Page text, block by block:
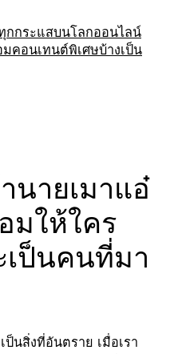
กกระแสบนโลกออนไลน์
คอนเทนต์พิเศษบ้างเป็น
นายเมาแอ๋
มให้ใคร
เป็นคนที่มา
นสิ่งที่อันตราย เมื่อเรา